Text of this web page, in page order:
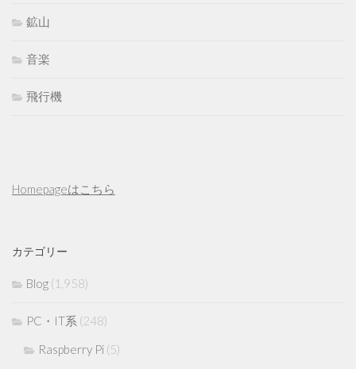
鉱山
音楽
飛行機
Homepageはこちら
カテゴリー
Blog (1,958)
PC・IT系 (248)
Raspberry Pi (5)